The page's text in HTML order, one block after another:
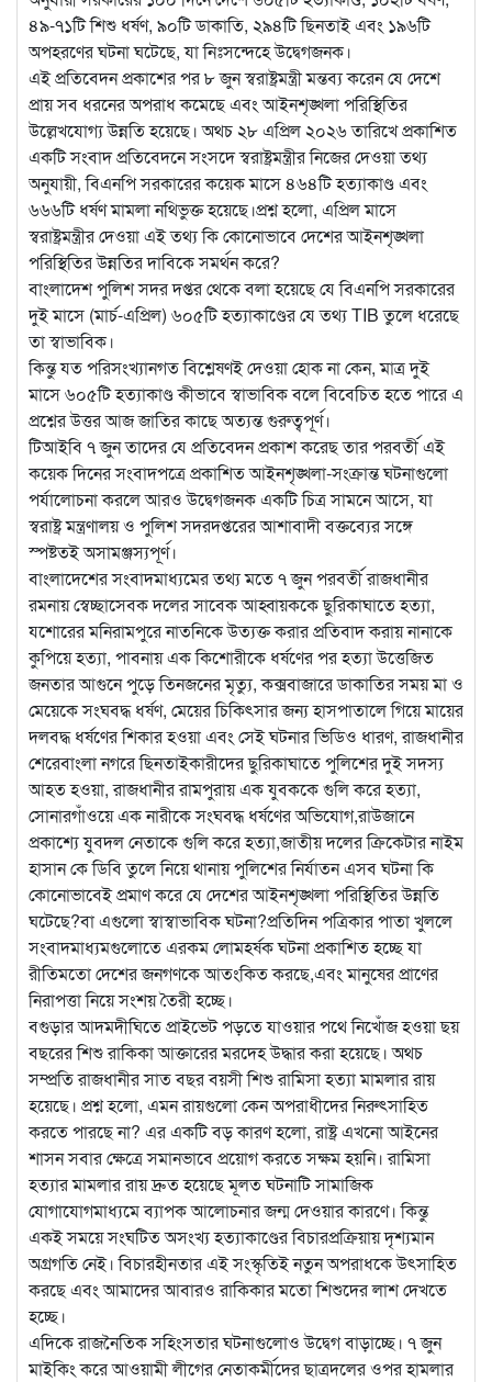
৪৯-৭১টি শিশু ধর্ষণ, ৯০টি ডাকাতি, ২৯৪টি ছিনতাই এবং ১৯৬টি
অপহরণের ঘটনা ঘটেছে, যা নিঃসন্দেহে উদ্বেগজনক।
এই প্রতিবেদন প্রকাশের পর ৮ জুন স্বরাষ্ট্রমন্ত্রী মন্তব্য করেন যে দেশে
প্রায় সব ধরনের অপরাধ কমেছে এবং আইনশৃঙ্খলা পরিস্থিতির
উল্লেখযোগ্য উন্নতি হয়েছে। অথচ ২৮ এপ্রিল ২০২৬ তারিখে প্রকাশিত
একটি সংবাদ প্রতিবেদনে সংসদে স্বরাষ্ট্রমন্ত্রীর নিজের দেওয়া তথ্য
অনুযায়ী, বিএনপি সরকারের কয়েক মাসে ৪৬৪টি হত্যাকাণ্ড এবং
৬৬৬টি ধর্ষণ মামলা নথিভুক্ত হয়েছে।প্রশ্ন হলো, এপ্রিল মাসে
স্বরাষ্ট্রমন্ত্রীর দেওয়া এই তথ্য কি কোনোভাবে দেশের আইনশৃঙ্খলা
পরিস্থিতির উন্নতির দাবিকে সমর্থন করে?
বাংলাদেশ পুলিশ সদর দপ্তর থেকে বলা হয়েছে যে বিএনপি সরকারের
দুই মাসে (মার্চ-এপ্রিল) ৬০৫টি হত্যাকাণ্ডের যে তথ্য TIB তুলে ধরেছে
তা স্বাভাবিক।
কিন্তু যত পরিসংখ্যানগত বিশ্লেষণই দেওয়া হোক না কেন, মাত্র দুই
মাসে ৬০৫টি হত্যাকাণ্ড কীভাবে স্বাভাবিক বলে বিবেচিত হতে পারে এ
প্রশ্নের উত্তর আজ জাতির কাছে অত্যন্ত গুরুত্বপূর্ণ।
টিআইবি ৭ জুন তাদের যে প্রতিবেদন প্রকাশ করেছ তার পরবর্তী এই
কয়েক দিনের সংবাদপত্রে প্রকাশিত আইনশৃঙ্খলা-সংক্রান্ত ঘটনাগুলো
পর্যালোচনা করলে আরও উদ্বেগজনক একটি চিত্র সামনে আসে, যা
স্বরাষ্ট্র মন্ত্রণালয় ও পুলিশ সদরদপ্তরের আশাবাদী বক্তব্যের সঙ্গে
স্পষ্টতই অসামঞ্জস্যপূর্ণ।
বাংলাদেশের সংবাদমাধ্যমের তথ্য মতে ৭ জুন পরবর্তী রাজধানীর
রমনায় স্বেচ্ছাসেবক দলের সাবেক আহ্বায়ককে ছুরিকাঘাতে হত্যা,
যশোরের মনিরামপুরে নাতনিকে উত্যক্ত করার প্রতিবাদ করায় নানাকে
কুপিয়ে হত্যা, পাবনায় এক কিশোরীকে ধর্ষণের পর হত্যা উত্তেজিত
জনতার আগুনে পুড়ে তিনজনের মৃত্যু, কক্সবাজারে ডাকাতির সময় মা ও
মেয়েকে সংঘবদ্ধ ধর্ষণ, মেয়ের চিকিৎসার জন্য হাসপাতালে গিয়ে মায়ের
দলবদ্ধ ধর্ষণের শিকার হওয়া এবং সেই ঘটনার ভিডিও ধারণ, রাজধানীর
শেরেবাংলা নগরে ছিনতাইকারীদের ছুরিকাঘাতে পুলিশের দুই সদস্য
আহত হওয়া, রাজধানীর রামপুরায় এক যুবককে গুলি করে হত্যা,
সোনারগাঁওয়ে এক নারীকে সংঘবদ্ধ ধর্ষণের অভিযোগ,রাউজানে
প্রকাশ্যে যুবদল নেতাকে গুলি করে হত্যা,জাতীয় দলের ক্রিকেটার নাইম
হাসান কে ডিবি তুলে নিয়ে থানায় পুলিশের নির্যাতন এসব ঘটনা কি
কোনোভাবেই প্রমাণ করে যে দেশের আইনশৃঙ্খলা পরিস্থিতির উন্নতি
ঘটেছে?বা এগুলো স্বাস্বাভাবিক ঘটনা?প্রতিদিন পত্রিকার পাতা খুললে
সংবাদমাধ্যমগুলোতে এরকম লোমহর্ষক ঘটনা প্রকাশিত হচ্ছে যা
রীতিমতো দেশের জনগণকে আতংকিত করছে,এবং মানুষের প্রাণের
নিরাপত্তা নিয়ে সংশয় তৈরী হচ্ছে।
বগুড়ার আদমদীঘিতে প্রাইভেট পড়তে যাওয়ার পথে নিখোঁজ হওয়া ছয়
বছরের শিশু রাকিকা আক্তারের মরদেহ উদ্ধার করা হয়েছে। অথচ
সম্প্রতি রাজধানীর সাত বছর বয়সী শিশু রামিসা হত্যা মামলার রায়
হয়েছে। প্রশ্ন হলো, এমন রায়গুলো কেন অপরাধীদের নিরুৎসাহিত
করতে পারছে না? এর একটি বড় কারণ হলো, রাষ্ট্র এখনো আইনের
শাসন সবার ক্ষেত্রে সমানভাবে প্রয়োগ করতে সক্ষম হয়নি। রামিসা
হত্যার মামলার রায় দ্রুত হয়েছে মূলত ঘটনাটি সামাজিক
যোগাযোগমাধ্যমে ব্যাপক আলোচনার জন্ম দেওয়ার কারণে। কিন্তু
একই সময়ে সংঘটিত অসংখ্য হত্যাকাণ্ডের বিচারপ্রক্রিয়ায় দৃশ্যমান
অগ্রগতি নেই। বিচারহীনতার এই সংস্কৃতিই নতুন অপরাধকে উৎসাহিত
করছে এবং আমাদের আবারও রাকিকার মতো শিশুদের লাশ দেখতে
হচ্ছে।
এদিকে রাজনৈতিক সহিংসতার ঘটনাগুলোও উদ্বেগ বাড়াচ্ছে। ৭ জুন
মাইকিং করে আওয়ামী লীগের নেতাকর্মীদের ছাত্রদলের ওপর হামলার